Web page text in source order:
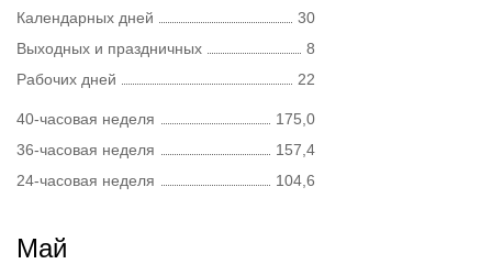
Календарных дней
30
Выходных и праздничных
8
Рабочих дней
22
40-часовая неделя
175,0
36-часовая неделя
157,4
24-часовая неделя
104,6
Май